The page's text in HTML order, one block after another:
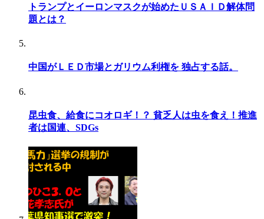
トランプとイーロンマスクが始めたＵＳＡＩＤ解体問
題とは？
中国がＬＥＤ市場とガリウム利権を 独占する話。
昆虫食、給食にコオロギ！？ 貧乏人は虫を食え！推進
者は国連、SDGs